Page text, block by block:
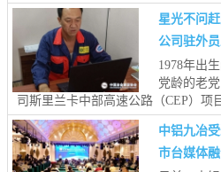
星光不问
公司驻外
1978年出
党龄的老
司斯里兰卡中部高速公路（CEP）项
中铝九冶
市台媒体